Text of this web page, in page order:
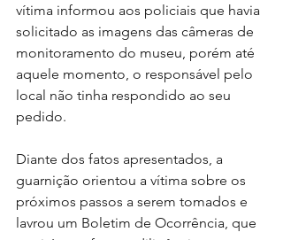
vítima informou aos policiais que havia
solicitado as imagens das câmeras de
monitoramento do museu, porém até
aquele momento, o responsável pelo
local não tinha respondido ao seu
pedido.
Diante dos fatos apresentados, a
guarnição orientou a vítima sobre os
próximos passos a serem tomados e
lavrou um Boletim de Ocorrência, que